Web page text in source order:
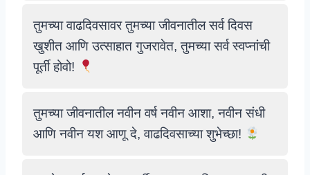
तुमच्या वाढदिवसावर तुमच्या जीवनातील सर्व दिवस
खुशीत आणि उत्साहात गुजरावेत, तुमच्या सर्व स्वप्नांची
पूर्ती होवो!
तुमच्या जीवनातील नवीन वर्ष नवीन आशा, नवीन संधी
आणि नवीन यश आणू दे, वाढदिवसाच्या शुभेच्छा!